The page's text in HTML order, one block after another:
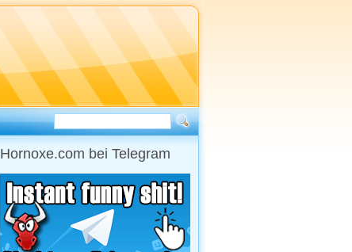
Hornoxe.com bei Telegram